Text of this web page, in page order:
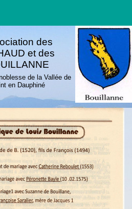
des
et des
de la Vallée de
en Dauphiné